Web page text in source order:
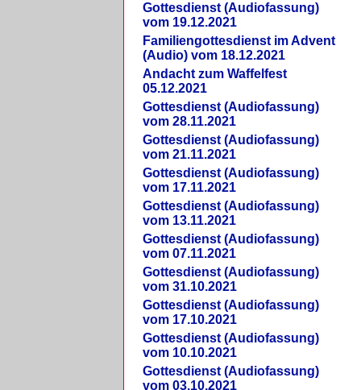
Gottesdienst (Audiofassung)
vom 19.12.2021
Familiengottesdienst im Advent
(Audio) vom 18.12.2021
Andacht zum Waffelfest
05.12.2021
Gottesdienst (Audiofassung)
vom 28.11.2021
Gottesdienst (Audiofassung)
vom 21.11.2021
Gottesdienst (Audiofassung)
vom 17.11.2021
Gottesdienst (Audiofassung)
vom 13.11.2021
Gottesdienst (Audiofassung)
vom 07.11.2021
Gottesdienst (Audiofassung)
vom 31.10.2021
Gottesdienst (Audiofassung)
vom 17.10.2021
Gottesdienst (Audiofassung)
vom 10.10.2021
Gottesdienst (Audiofassung)
vom 03.10.2021